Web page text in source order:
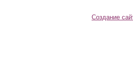
Создание